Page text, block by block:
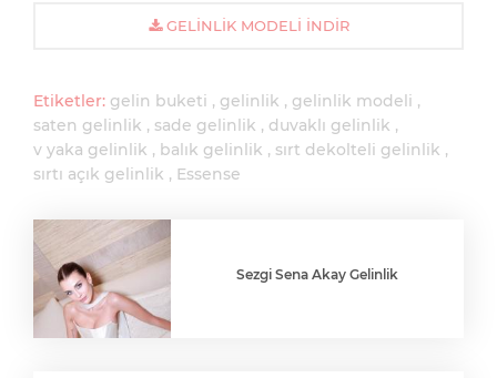
GELINLIK MODELI İNDIR
Etiketler: gelin buketi gelinlik
gelinlik modeli
saten gelinlik
sade gelinlik
duvaklı gelinlik
v yaka gelinlik
balık gelinlik
sırt dekolteli gelinlik
sırtı açık gelinlik
Essense
Sezgi Sena Akay Gelinlik